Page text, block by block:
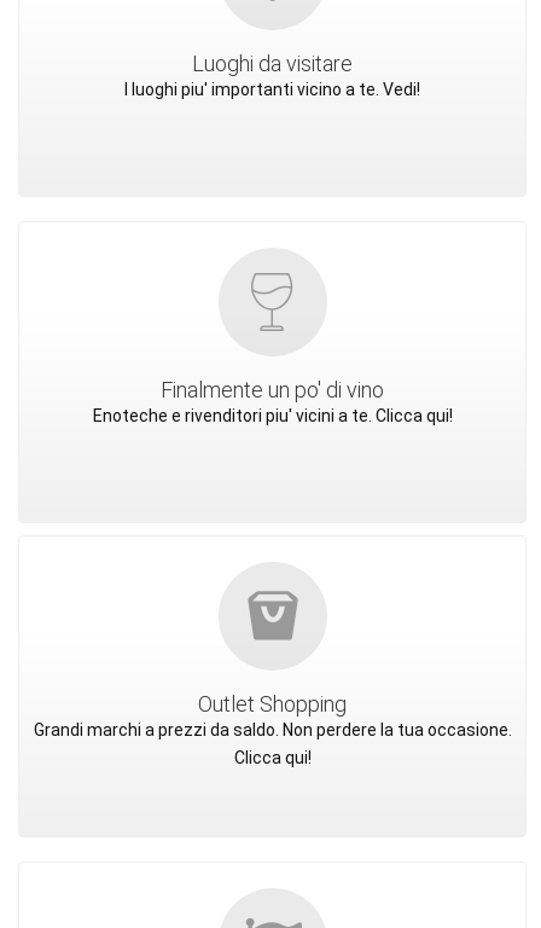
Luoghi da visitare
I luoghi piu' importanti vicino a te. Vedi!
Finalmente un po' di vino
Enoteche e rivenditori piu' vicini a te. Clicca qui!
Outlet Shopping
Grandi marchi a prezzi da saldo. Non perdere la tua occasione.
Clicca qui!